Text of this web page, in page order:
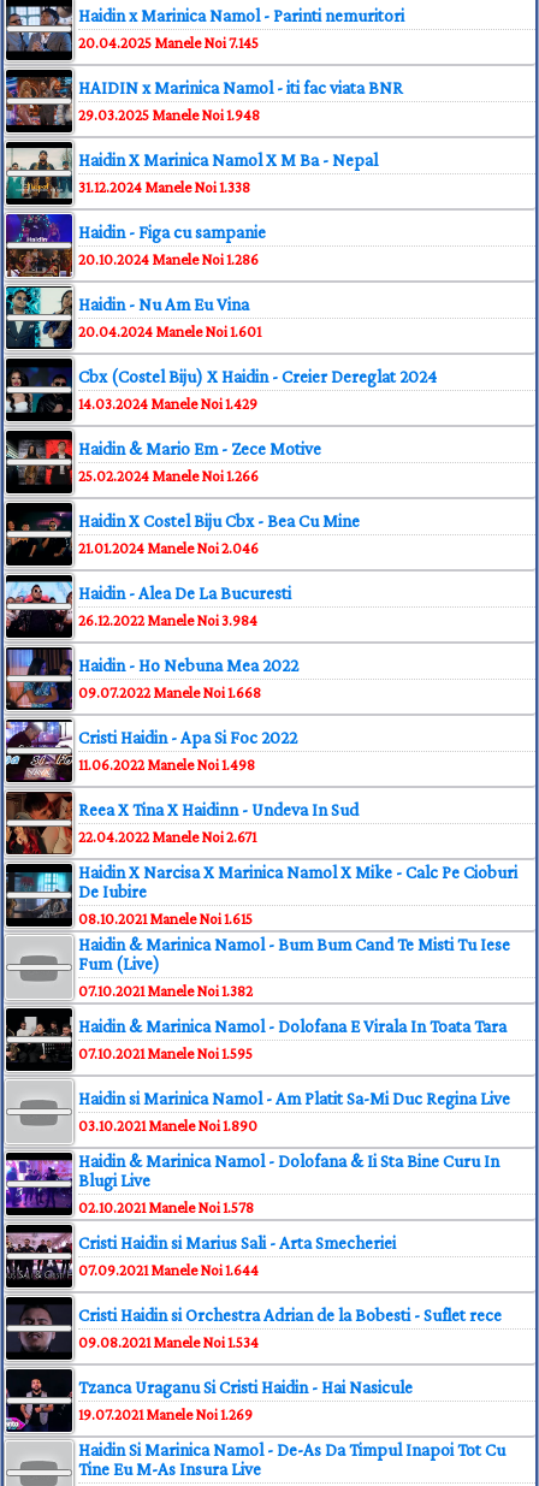
Haidin x Marinica Namol - Parinti nemuritori
20.04.2025 Manele Noi7.145
HAIDIN x Marinica Namol - iti fac viata BNR
29.03.2025 Manele Noi1.948
Haidin X Marinica Namol X M Ba - Nepal
31.12.2024 Manele Noi1.338
Haidin - Figa cu sampanie
20.10.2024 Manele Noi1.286
Haidin - Nu Am Eu Vina
20.04.2024 Manele Noi1.601
Cbx (Costel Biju) X Haidin - Creier Dereglat 2024
14.03.2024 Manele Noi1.429
Haidin & Mario Em - Zece Motive
25.02.2024 Manele Noi1.266
Haidin X Costel Biju Cbx - Bea Cu Mine
21.01.2024 Manele Noi2.046
Haidin - Alea De La Bucuresti
26.12.2022 Manele Noi3.984
Haidin - Ho Nebuna Mea 2022
09.07.2022 Manele Noi1.668
Cristi Haidin - Apa Si Foc 2022
11.06.2022 Manele Noi1.498
Reea X Tina X Haidinn - Undeva In Sud
22.04.2022 Manele Noi2.671
Haidin X Narcisa X Marinica Namol X Mike - Calc Pe Cioburi
De Iubire
08.10.2021Manele Noi1.615
Haidin & Marinica Namol - Bum Bum Cand Te Misti Tu Iese
Fum (Live)
07.10.2021Manele Noi1.382
Haidin & Marinica Namol - Dolofana E Virala In Toata Tara
07.10.2021Manele Noi1.595
Haidin si Marinica Namol - Am Platit Sa-Mi Duc Regina Live
03.10.2021Manele Noi1.890
Haidin & Marinica Namol - Dolofana & Ii Sta Bine Curu In
Blugi Live
02.10.2021Manele Noi1.578
Cristi Haidin si Marius Sali - Arta Smecheriei
07.09.2021Manele Noi1.644
Cristi Haidin si Orchestra Adrian de la Bobesti - Suflet rece
09.08.2021Manele Noi1.534
Tzanca Uraganu Si Cristi Haidin - Hai Nasicule
19.07.2021Manele Noi1.269
Haidin Si Marinica Namol - De-As Da Timpul Inapoi Tot Cu
Tine Eu M-As Insura Live